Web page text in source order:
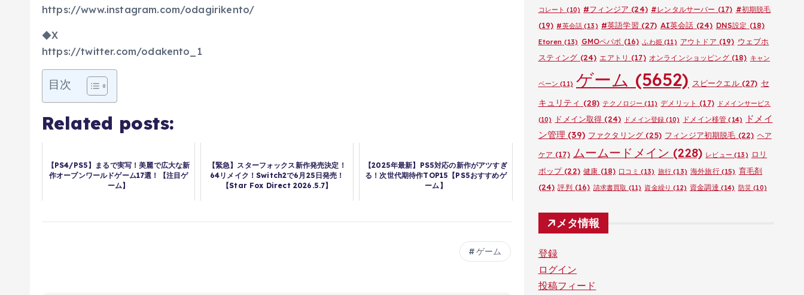
https://www.instagram.com/odagirikento/
◆X
https://twitter.com/odakento_1
目次
Related posts:
【PS4/PS5】まるで実写！美麗で広大な新
作オープンワールドゲーム17選！【注目ゲ
ーム】
【緊急】スターフォックス新作発売決定！
64リメイク！Switch2で6月25日発売！
【Star Fox Direct 2026.5.7】
【2025年最新】PS5対応の新作がアツすぎ
る！次世代期待作TOP15【PS5おすすめゲ
ーム】
ゲーム
コレート (10) #フィンジア (24) #レンタルサーバー (17) #初期脱毛
(19) #英会話 (13) #英語学習 (27) AI英会話 (24) DNS設定 (18)
Etoren (13) GMOペパボ (16) ふわ姫(11) アウトドア (19) ウェブホ
スティング (24) エアトリ (17) オンラインショッピング(18) キャン
ペーン (11) ゲーム (5652) スピークエル(27) セ
キュリティ (28) テクノロジー (11) デメリット (17)
ドメインサービス
(10)
ドメイン取得 (24) ドメイン登録 (10) ドメイン移管 (14)
ドメイ
ン管理 (39) ファクタリング (25) フィンジア初期脱毛 (22) ヘア
ケア (17) ムームードメイン (228) レビュー (13) ロリ
ポップ(22) 健康 (18) 口コミ (13) 旅行 (13) 海外旅行(15) 育毛剤
(24) 評判 (16) 請求書買取 (11) 資金繰り (12) 資金調達 (14) 防災 (10)
メタ情報
登録
ログイン
投稿フィード